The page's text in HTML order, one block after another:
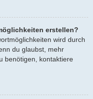
erstellen?
wird durch
du glaubst, mehr
benötigen, kontaktiere